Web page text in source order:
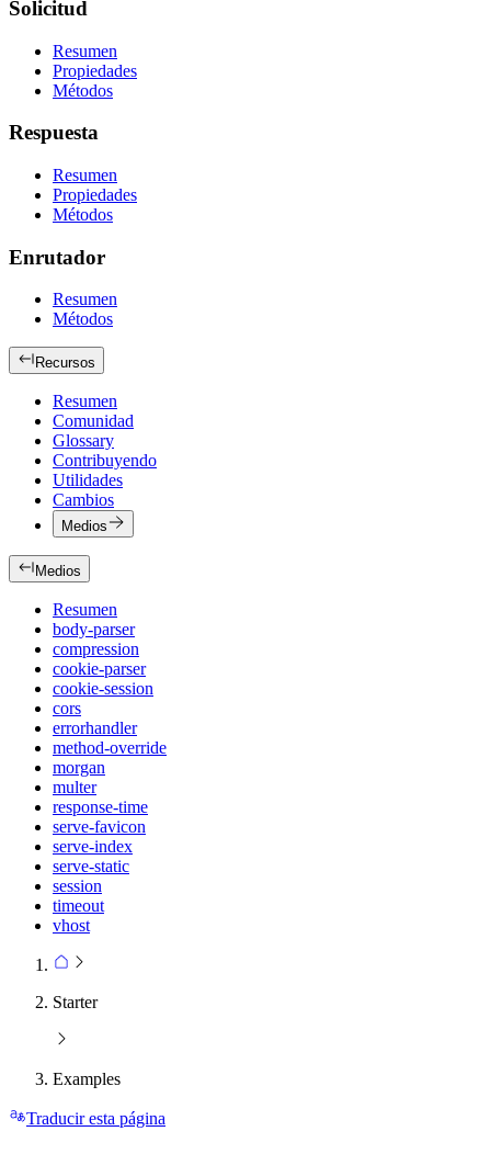
Solicitud
Resumen
Propiedades
Métodos
Respuesta
Resumen
Propiedades
Métodos
Enrutador
Resumen
Métodos
Recursos
Resumen
Comunidad
Glossary
Contribuyendo
Utilidades
Cambios
Medios
Medios
Resumen
body-parser
compression
cookie-parser
cookie-session
cors
errorhandler
method-override
morgan
multer
response-time
serve-favicon
serve-index
serve-static
session
timeout
vhost
Starter
Examples
Traducir esta página